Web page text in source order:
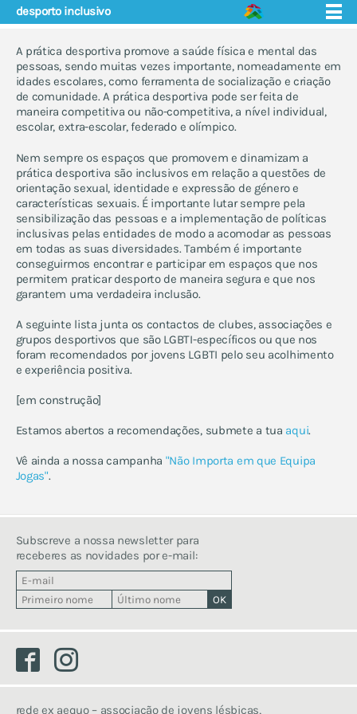
quem somos
eventos
núcleos
projecto educação
apoio e saúde
juventude lgbti - boas
práticas
guia sobre saúde e leis trans
em portugal
manual de boas práticas no
apoio a jovens lgbti
profissionais de saúde
materiais
histórias de coming out
questões
núcleo nacional de jovens
trans
literatura lgbti
materiais educativos
fórum
contactos
desporto inclusivo
A prática desportiva promove a saúde física e mental das
pessoas, sendo muitas vezes importante, nomeadamente em
idades escolares, como ferramenta de socialização e criação
de comunidade. A prática desportiva pode ser feita de
maneira competitiva ou não-competitiva, a nível individual,
escolar, extra-escolar, federado e olímpico.
Nem sempre os espaços que promovem e dinamizam a
prática desportiva são inclusivos em relação a questões de
orientação sexual, identidade e expressão de género e
características sexuais. É importante lutar sempre pela
sensibilização das pessoas e a implementação de políticas
inclusivas pelas entidades de modo a acomodar as pessoas
em todas as suas diversidades. Também é importante
conseguirmos encontrar e participar em espaços que nos
permitem praticar desporto de maneira segura e que nos
garantem uma verdadeira inclusão.
A seguinte lista junta os contactos de clubes, associações e
grupos desportivos que são LGBTI-específicos ou que nos
foram recomendados por jovens LGBTI pelo seu acolhimento
e experiência positiva.
[em construção]
Estamos abertos a recomendações, submete a tua aqui.
Vê ainda a nossa campanha "Não Importa em que Equipa
Jogas".
Facebook
rede ex aequo – associação de jovens lésbicas,
Subscreve a nossa newsletter para
receberes as novidades por e-mail: